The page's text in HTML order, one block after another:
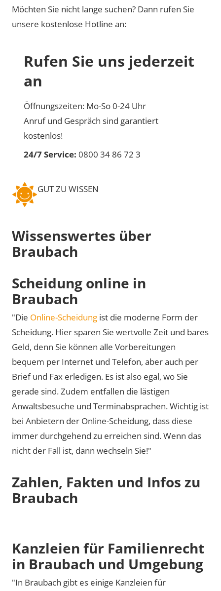
Möchten Sie nicht lange suchen? Dann rufen Sie
unsere kostenlose Hotline an:
Rufen Sie uns jederzeit
an
Öffnungszeiten: Mo-So 0-24 Uhr
Anruf und Gespräch sind garantiert
kostenlos!
24/7 Service: 0800 34 86 72 3
GUT ZU WISSEN
Wissenswertes über
Braubach
Scheidung online in
Braubach
"Die Online-Scheidung ist die moderne Form der
Scheidung. Hier sparen Sie wertvolle Zeit und bares
Geld, denn Sie können alle Vorbereitungen
bequem per Internet und Telefon, aber auch per
Brief und Fax erledigen. Es ist also egal, wo Sie
gerade sind. Zudem entfallen die lästigen
Anwaltsbesuche und Terminabsprachen. Wichtig ist
bei Anbietern der Online-Scheidung, dass diese
immer durchgehend zu erreichen sind. Wenn das
nicht der Fall ist, dann wechseln Sie!"
Zahlen, Fakten und Infos zu
Braubach
Kanzleien für Familienrecht
in Braubach und Umgebung
"In Braubach gibt es einige Kanzleien für